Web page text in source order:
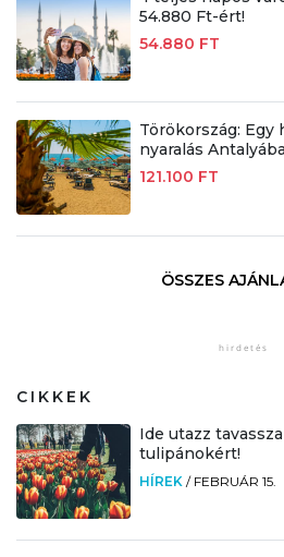
54.880 Ft-ért!
54.880 FT
Törökország: Egy
nyaralás
121.100 FT
ÖSSZES
CIKKEK
Ide utazz
tulipánokért!
HÍREK / FEBRUÁR 15.